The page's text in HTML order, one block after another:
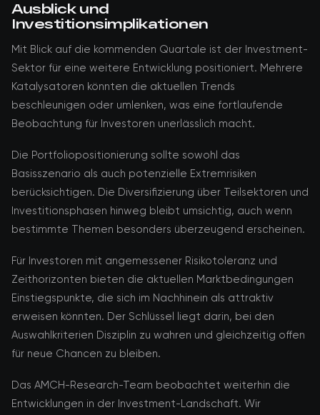
Ausblick und
Investitionsimplikationen
Mit Blick auf die kommenden Quartale ist der Investment-
Sektor für eine weitere Entwicklung positioniert. Mehrere
Katalysatoren könnten die aktuellen Trends
beschleunigen oder umlenken, was eine fortlaufende
Beobachtung für Investoren unerlässlich macht.
Die Portfoliopositionierung sollte sowohl das
Basisszenario als auch potenzielle Extremrisiken
berücksichtigen. Die Diversifizierung über Teilsektoren und
Investitionsphasen hinweg bleibt umsichtig, auch wenn
bestimmte Themen besonders überzeugend erscheinen.
Für Investoren mit angemessener Risikotoleranz und
Zeithorizonten bieten die aktuellen Marktbedingungen
Einstiegspunkte, die sich im Nachhinein als attraktiv
erweisen könnten. Der Schlüssel liegt darin, bei den
Auswahlkriterien Disziplin zu wahren und gleichzeitig offen
für neue Chancen zu bleiben.
Das AMCH-Research-Team beobachtet weiterhin die
Entwicklungen in der Investment-Landschaft. Wir